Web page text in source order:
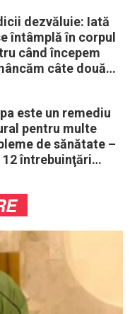
dezvăluie: Iată
întâmplă în corpul
când începem
câte două
este un remediu
pentru multe
de sănătate –
12 întrebuinţări